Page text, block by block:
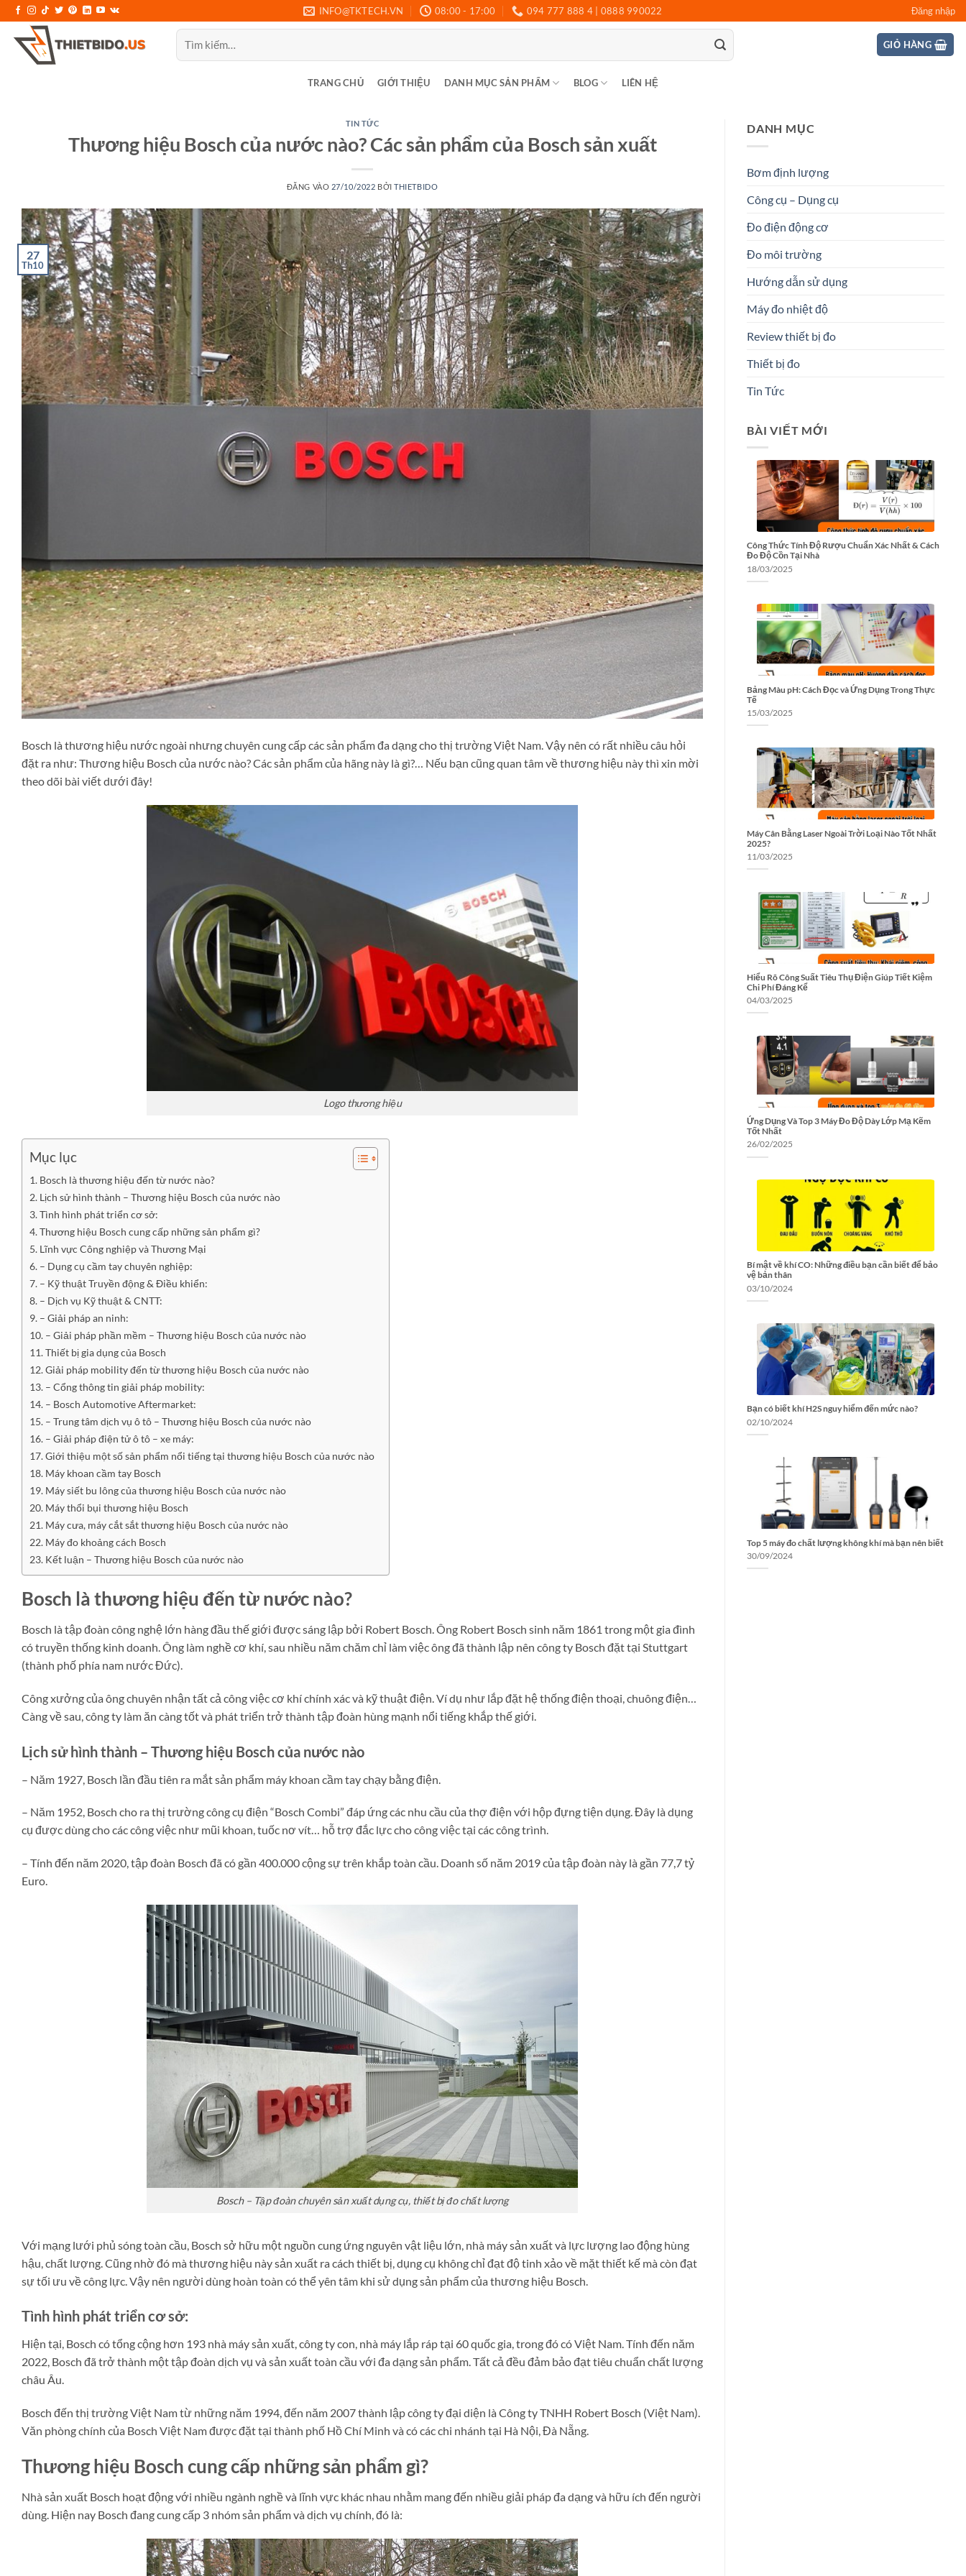
qua
nội
INFO@TKTECH.VN 08:00 - 17:00 094 777 888 4 | 0888 990022 Đăng nhập
Tìm
kiếm:
GIỎ HÀNG
TRANG CHỦ GIỚI THIỆU DANH MỤC SẢN PHẨM BLOG LIÊN HỆ
TIN TỨC
Thương hiệu Bosch của nước nào? Các sản phẩm của Bosch sản xuất
ĐĂNG VÀO 27/10/2022 BỞITHIETBIDO
27
Th10
Bosch là thương hiệu nước ngoài nhưng chuyên cung cấp các sản phẩm đa dạng cho thị trường Việt Nam. Vậy nên có rất nhiều câu hỏi
đặt ra như: Thương hiệu Bosch của nước nào? Các sản phẩm của hãng này là gì?… Nếu bạn cũng quan tâm về thương hiệu này thì xin mời
theo dõi bài viết dưới đây!
Logo thương hiệu
Mục lục
Bosch là thương hiệu đến từ nước nào?
Lịch sử hình thành – Thương hiệu Bosch của nước nào
Tình hình phát triển cơ sở:
Thương hiệu Bosch cung cấp những sản phẩm gì?
Lĩnh vực Công nghiệp và Thương Mại
– Dụng cụ cầm tay chuyên nghiệp:
– Kỹ thuật Truyền động & Điều khiển:
– Dịch vụ Kỹ thuật & CNTT:
– Giải pháp an ninh:
– Giải pháp phần mềm – Thương hiệu Bosch của nước nào
Thiết bị gia dụng của Bosch
Giải pháp mobility đến từ thương hiệu Bosch của nước nào
– Cổng thông tin giải pháp mobility:
– Bosch Automotive Aftermarket:
– Trung tâm dịch vụ ô tô – Thương hiệu Bosch của nước nào
– Giải pháp điện tử ô tô – xe máy:
Giới thiệu một số sản phẩm nổi tiếng tại thương hiệu Bosch của nước nào
Máy khoan cầm tay Bosch
Máy siết bu lông của thương hiệu Bosch của nước nào
Máy thổi bụi thương hiệu Bosch
Máy cưa, máy cắt sắt thương hiệu Bosch của nước nào
Máy đo khoảng cách Bosch
Kết luận – Thương hiệu Bosch của nước nào
Bosch là thương hiệu đến từ nước nào?
Bosch là tập đoàn công nghệ lớn hàng đầu thế giới được sáng lập bởi Robert Bosch. Ông Robert Bosch sinh năm 1861 trong một gia đình
có truyền thống kinh doanh. Ông làm nghề cơ khí, sau nhiều năm chăm chỉ làm việc ông đã thành lập nên công ty Bosch đặt tại Stuttgart
(thành phố phía nam nước Đức).
Công xưởng của ông chuyên nhận tất cả công việc cơ khí chính xác và kỹ thuật điện. Ví dụ như lắp đặt hệ thống điện thoại, chuông điện…
Càng về sau, công ty làm ăn càng tốt và phát triển trở thành tập đoàn hùng mạnh nổi tiếng khắp thế giới.
Lịch sử hình thành – Thương hiệu Bosch của nước nào
– Năm 1927, Bosch lần đầu tiên ra mắt sản phẩm máy khoan cầm tay chạy bằng điện.
– Năm 1952, Bosch cho ra thị trường công cụ điện “Bosch Combi” đáp ứng các nhu cầu của thợ điện với hộp đựng tiện dụng. Đây là dụng
cụ được dùng cho các công việc như mũi khoan, tuốc nơ vít… hỗ trợ đắc lực cho công việc tại các công trình.
– Tính đến năm 2020, tập đoàn Bosch đã có gần 400.000 cộng sự trên khắp toàn cầu. Doanh số năm 2019 của tập đoàn này là gần 77,7 tỷ
Euro.
Bosch – Tập đoàn chuyên sản xuất dụng cụ, thiết bị đo chất lượng
Với mạng lưới phủ sóng toàn cầu, Bosch sở hữu một nguồn cung ứng nguyên vật liệu lớn, nhà máy sản xuất và lực lượng lao động hùng
hậu, chất lượng. Cũng nhờ đó mà thương hiệu này sản xuất ra cách thiết bị, dụng cụ không chỉ đạt độ tinh xảo về mặt thiết kế mà còn đạt
sự tối ưu về công lực. Vậy nên người dùng hoàn toàn có thể yên tâm khi sử dụng sản phẩm của thương hiệu Bosch.
Tình hình phát triển cơ sở:
Hiện tại, Bosch có tổng cộng hơn 193 nhà máy sản xuất, công ty con, nhà máy lắp ráp tại 60 quốc gia, trong đó có Việt Nam. Tính đến năm
2022, Bosch đã trở thành một tập đoàn dịch vụ và sản xuất toàn cầu với đa dạng sản phẩm. Tất cả đều đảm bảo đạt tiêu chuẩn chất lượng
châu Âu.
Bosch đến thị trường Việt Nam từ những năm 1994, đến năm 2007 thành lập công ty đại diện là Công ty TNHH Robert Bosch (Việt Nam).
Văn phòng chính của Bosch Việt Nam được đặt tại thành phố Hồ Chí Minh và có các chi nhánh tại Hà Nội, Đà Nẵng.
Thương hiệu Bosch cung cấp những sản phẩm gì?
Nhà sản xuất Bosch hoạt động với nhiều ngành nghề và lĩnh vực khác nhau nhằm mang đến nhiều giải pháp đa dạng và hữu ích đến người
dùng. Hiện nay Bosch đang cung cấp 3 nhóm sản phẩm và dịch vụ chính, đó là:
DANH MỤC
Bơm định lượng
Công cụ – Dụng cụ
Đo điện động cơ
Đo môi trường
Hướng dẫn sử dụng
Máy đo nhiệt độ
Review thiết bị đo
Thiết bị đo
Tin Tức
BÀI VIẾT MỚI
Công Thức Tính Độ Rượu Chuẩn Xác Nhất & Cách
Đo Độ Cồn Tại Nhà
18/03/2025
Bảng Màu pH: Cách Đọc và Ứng Dụng Trong Thực
Tế
15/03/2025
Máy Cân Bằng Laser Ngoài Trời Loại Nào Tốt Nhất
2025?
11/03/2025
Hiểu Rõ Công Suất Tiêu Thụ Điện Giúp Tiết Kiệm
Chi Phí Đáng Kể
04/03/2025
Ứng Dụng Và Top 3 Máy Đo Độ Dày Lớp Mạ Kẽm
Tốt Nhất
26/02/2025
Bí mật về khí CO: Những điều bạn cần biết để bảo
vệ bản thân
03/10/2024
Bạn có biết khí H2S nguy hiểm đến mức nào?
02/10/2024
Top 5 máy đo chất lượng không khí mà bạn nên biết
30/09/2024